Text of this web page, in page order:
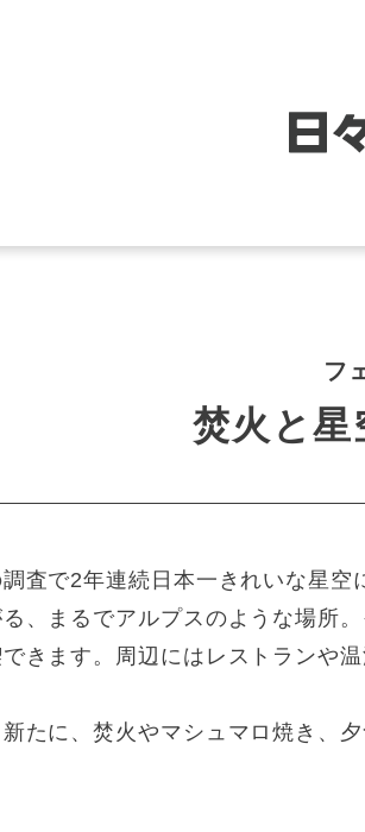
フ
焚火と
査で2年連続日本一きれいな星
、まるでアルプスのような場所
きます。周辺にはレストランや
たに、焚火やマシュマロ焼き、